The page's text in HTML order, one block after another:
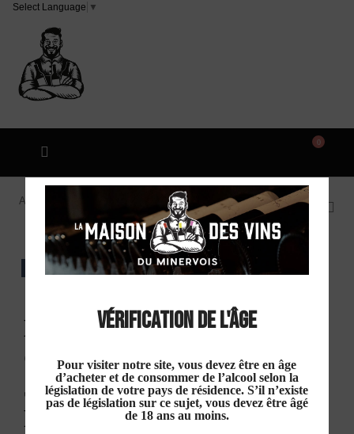
Vérification de l'âge
Pour visiter notre site, vous devez être en âge
d’acheter et de consommer de l’alcool selon la
législation de votre pays de résidence. S’il n’existe
pas de législation sur ce sujet, vous devez être âgé
de 18 ans au moins.
Select Language ▼
0
Accueil
Domaine Anne Gros & JP Tollot "La 50/50" IGP
Côtes du Brian Rouge 2024
EXCLU WEB
Domaine Anne
Gros & JP Tollot "La
50/50" IGP Côtes du Brian
Rouge 2024